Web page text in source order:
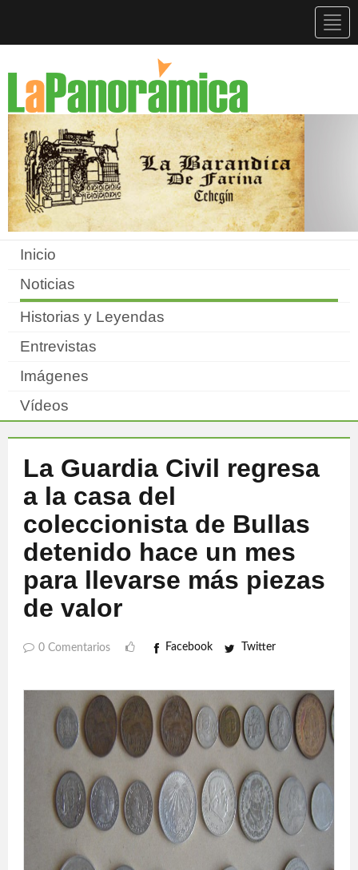
Inicio
Noticias
Historias y Leyendas
Entrevistas
Imágenes
Vídeos
La Guardia Civil regresa
a la casa del
coleccionista de Bullas
detenido hace un mes
para llevarse más piezas
de valor
0 Comentarios Facebook Twitter